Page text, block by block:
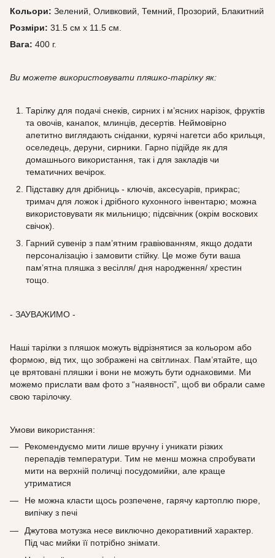
Кольори: Зелений, Оливковий, Темний, Прозорий, Блакитний
Розміри: 31.5 см х 11.5 см.
Вага: 400 г.
Ви можете використовувати пляшко-тарілку як:
Тарілку для подачі снеків, сирних і м’ясних нарізок, фруктів
та овочів, канапок, млинців, десертів. Неймовірно
апетитно виглядають сніданки, курячі нагетси або крильця,
оселедець, деруни, сирники. Гарно підійде як для
домашнього використання, так і для закладів чи
тематичних вечірок.
Підставку для дрібниць - ключів, аксесуарів, прикрас;
тримач для ложок і дрібного кухонного інвентарю; можна
використовувати як мильницю; підсвічник (окрім воскових
свічок).
Гарний сувенір з пам’ятним гравіюванням, якщо додати
персоналізацію і замовити стійку. Це може бути ваша
пам’ятна пляшка з весілля/ дня народження/ хрестин
тощо.
- ЗАУВАЖИМО -
Наші тарілки з пляшок можуть відрізнятися за кольором або
формою, від тих, що зображені на світлинах. Пам’ятайте, що
це врятовані пляшки і вони не можуть бути однаковими. Ми
можемо прислати вам фото з “наявності”, щоб ви обрали саме
свою тарілочку.
Умови використання:
Рекомендуємо мити лише вручну і уникати різких
перепадів температури. Тим не менш можна спробувати
мити на верхній поличці посудомийки, але краще
утриматися
Не можна класти щось розпечене, гарячу картоплю пюре,
випічку з печі
Джутова мотузка несе виключно декоративний характер.
Під час мийки її потрібно знімати.